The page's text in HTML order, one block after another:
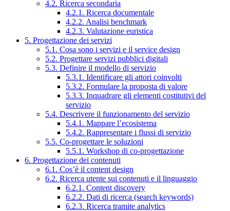
4.2. Ricerca secondaria
4.2.1. Ricerca documentale
4.2.2. Analisi benchmark
4.2.3. Valutazione euristica
5. Progettazione dei servizi
5.1. Cosa sono i servizi e il service design
5.2. Progettare servizi pubblici digitali
5.3. Definire il modello di servizio
5.3.1. Identificare gli attori coinvolti
5.3.2. Formulare la proposta di valore
5.3.3. Inquadrare gli elementi costitutivi del
servizio
5.4. Descrivere il funzionamento del servizio
5.4.1. Mappare l’ecosistema
5.4.2. Rappresentare i flussi di servizio
5.5. Co-progettare le soluzioni
5.5.1. Workshop di co-progettazione
6. Progettazione dei contenuti
6.1. Cos’è il content design
6.2. Ricerca utente sui contenuti e il linguaggio
6.2.1. Content discovery
6.2.2. Dati di ricerca (search keywords)
6.2.3. Ricerca tramite analytics